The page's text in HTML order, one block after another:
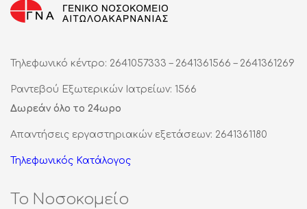
Τηλεφωνικό κέντρο: 2641057333 – 2641361566 – 2641361269
Ραντεβού Εξωτερικών Ιατρείων: 1566
Δωρεάν όλο το 24ωρο
Απαντήσεις εργαστηριακών εξετάσεων: 2641361180
Τηλεφωνικός Κατάλογος
Το Νοσοκομείο